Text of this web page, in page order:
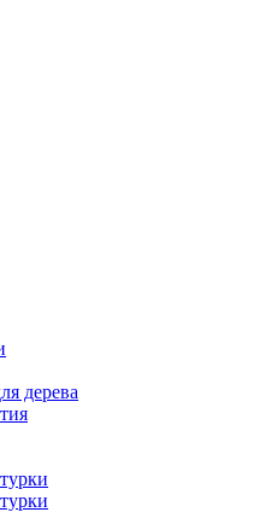
дерева